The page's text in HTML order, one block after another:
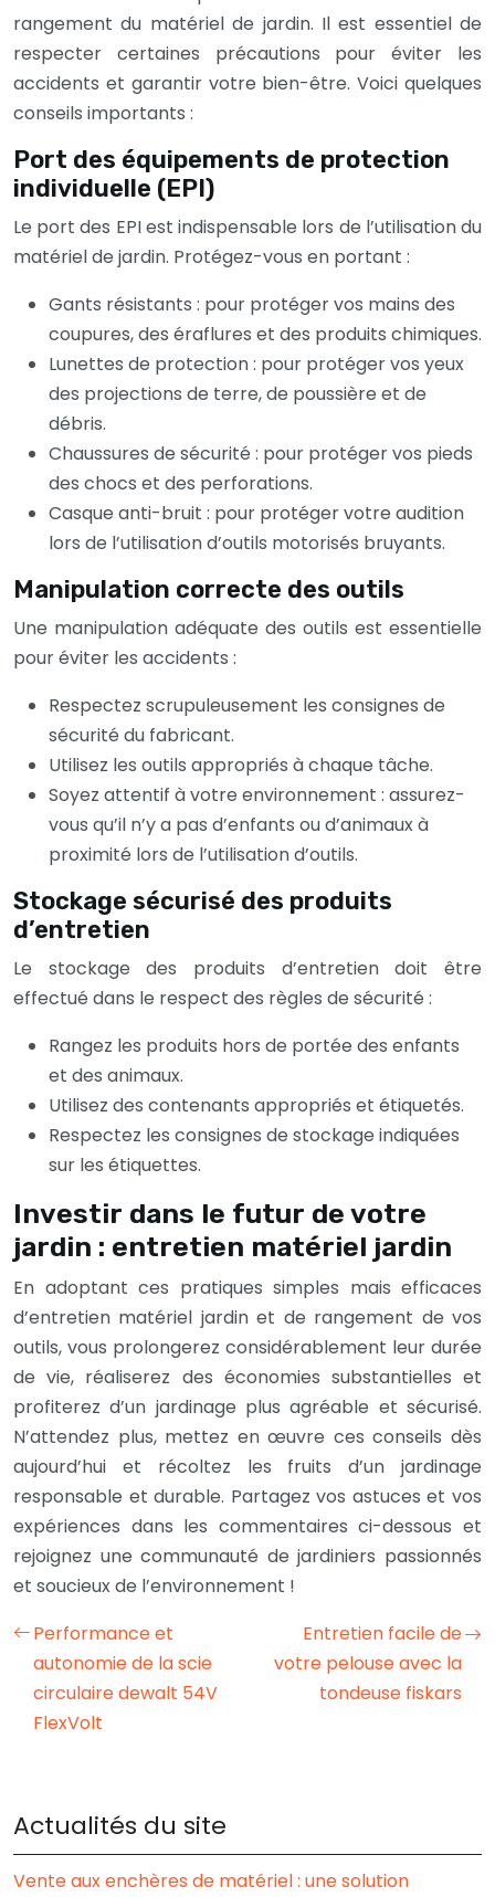
rangement du matériel de jardin. Il est essentiel de
respecter certaines précautions pour éviter les
accidents et garantir votre bien-être. Voici quelques
conseils importants :
Port des équipements de protection
individuelle (EPI)
Le port des EPI est indispensable lors de l’utilisation du
matériel de jardin. Protégez-vous en portant :
Gants résistants : pour protéger vos mains des
coupures, des éraflures et des produits chimiques.
Lunettes de protection : pour protéger vos yeux
des projections de terre, de poussière et de
débris.
Chaussures de sécurité : pour protéger vos pieds
des chocs et des perforations.
Casque anti-bruit : pour protéger votre audition
lors de l’utilisation d’outils motorisés bruyants.
Manipulation correcte des outils
Une manipulation adéquate des outils est essentielle
pour éviter les accidents :
Respectez scrupuleusement les consignes de
sécurité du fabricant.
Utilisez les outils appropriés à chaque tâche.
Soyez attentif à votre environnement : assurez-
vous qu’il n’y a pas d’enfants ou d’animaux à
proximité lors de l’utilisation d’outils.
Stockage sécurisé des produits
d’entretien
Le stockage des produits d’entretien doit être
effectué dans le respect des règles de sécurité :
Rangez les produits hors de portée des enfants
et des animaux.
Utilisez des contenants appropriés et étiquetés.
Respectez les consignes de stockage indiquées
sur les étiquettes.
Investir dans le futur de votre
jardin : entretien matériel jardin
En adoptant ces pratiques simples mais efficaces
d’entretien matériel jardin et de rangement de vos
outils, vous prolongerez considérablement leur durée
de vie, réaliserez des économies substantielles et
profiterez d’un jardinage plus agréable et sécurisé.
N’attendez plus, mettez en œuvre ces conseils dès
aujourd’hui et récoltez les fruits d’un jardinage
responsable et durable. Partagez vos astuces et vos
expériences dans les commentaires ci-dessous et
rejoignez une communauté de jardiniers passionnés
et soucieux de l’environnement !
Performance et
autonomie de la scie
circulaire dewalt 54V
FlexVolt
Entretien facile de
votre pelouse avec la
tondeuse fiskars
Actualités du site
Vente aux enchères de matériel : une solution